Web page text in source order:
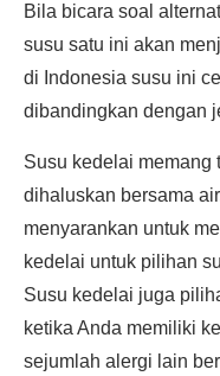
Bila bicara soal
susu satu ini akan
di Indonesia susu ini
dibandingkan dengan
Susu kedelai memang
dihaluskan bersama
menyarankan untuk
kedelai untuk pilihan
Susu kedelai juga
ketika Anda memiliki
sejumlah alergi lain